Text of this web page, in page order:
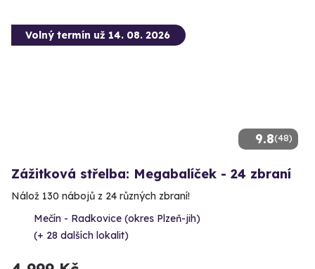
9.8(48)
Volný termín už 14. 08. 2026
Zážitková střelba: Megabalíček - 24 zbraní
Nálož 130 nábojů z 24 různých zbraní!
Mečín - Radkovice (okres Plzeň-jih)
(+ 28 dalších lokalit)